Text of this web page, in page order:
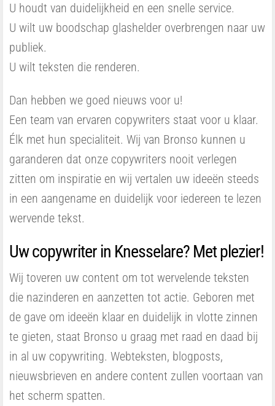
U houdt van duidelijkheid en een snelle service.
U wilt uw boodschap glashelder overbrengen naar uw
publiek.
U wilt teksten die renderen.
Dan hebben we goed nieuws voor u!
Een team van ervaren copywriters staat voor u klaar.
Élk met hun specialiteit. Wij van Bronso kunnen u
garanderen dat onze copywriters nooit verlegen
zitten om inspiratie en wij vertalen uw ideeën steeds
in een aangename en duidelijk voor iedereen te lezen
wervende tekst.
Uw copywriter in Knesselare? Met plezier!
Wij toveren uw content om tot wervelende teksten
die nazinderen en aanzetten tot actie. Geboren met
de gave om ideeën klaar en duidelijk in vlotte zinnen
te gieten, staat Bronso u graag met raad en daad bij
in al uw copywriting. Webteksten, blogposts,
nieuwsbrieven en andere content zullen voortaan van
het scherm spatten.